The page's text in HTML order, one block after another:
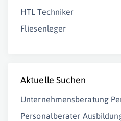
HTL Techniker
Fliesenleger
Aktuelle Suchen
Unternehmensberatung
Personalberater